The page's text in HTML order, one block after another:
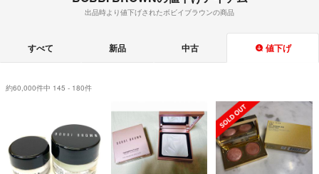
出品時より値下げされたボビイブラウンの商品
すべて 新品 中古 値下げ
約60,000件中 145 - 180件